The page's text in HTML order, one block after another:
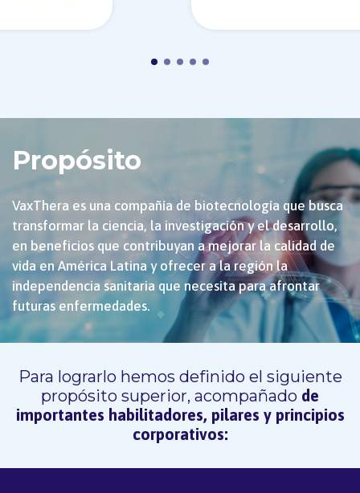
Propósito
VaxThera es una compañía de biotecnología que busca
transformar la ciencia, la investigación y el desarrollo,
en beneficios que contribuyan a mejorar la calidad de
vida en América Latina y ofrecer a la región la
independencia sanitaria que necesita para afrontar
futuras enfermedades.
Para lograrlo hemos definido el siguiente
propósito superior, acompañado de
importantes habilitadores, pilares y principios
corporativos: